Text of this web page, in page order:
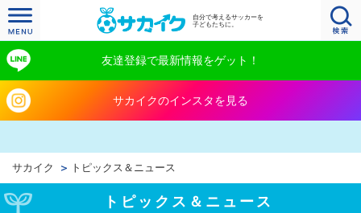
自分で考えるサッカーを
子どもたちに。
友達登録で最新情報をゲット！
サカイクのインスタを見る
サカイク トピックス＆ニュース
トピックス＆ニュース